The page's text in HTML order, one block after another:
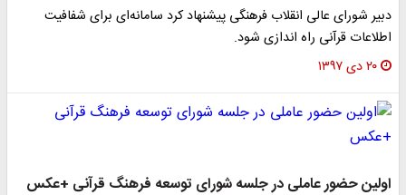
دبیر شورای عالی انقلاب فرهنگی پیشنهاد کرد سامانه‌ای برای شفافیت
اطلاعات قرآنی راه اندازی شود.
۲۰ دی ۱۳۹۷
اولین حضور عاملی در جلسه شورای توسعه فرهنگ قرآنی +عکس